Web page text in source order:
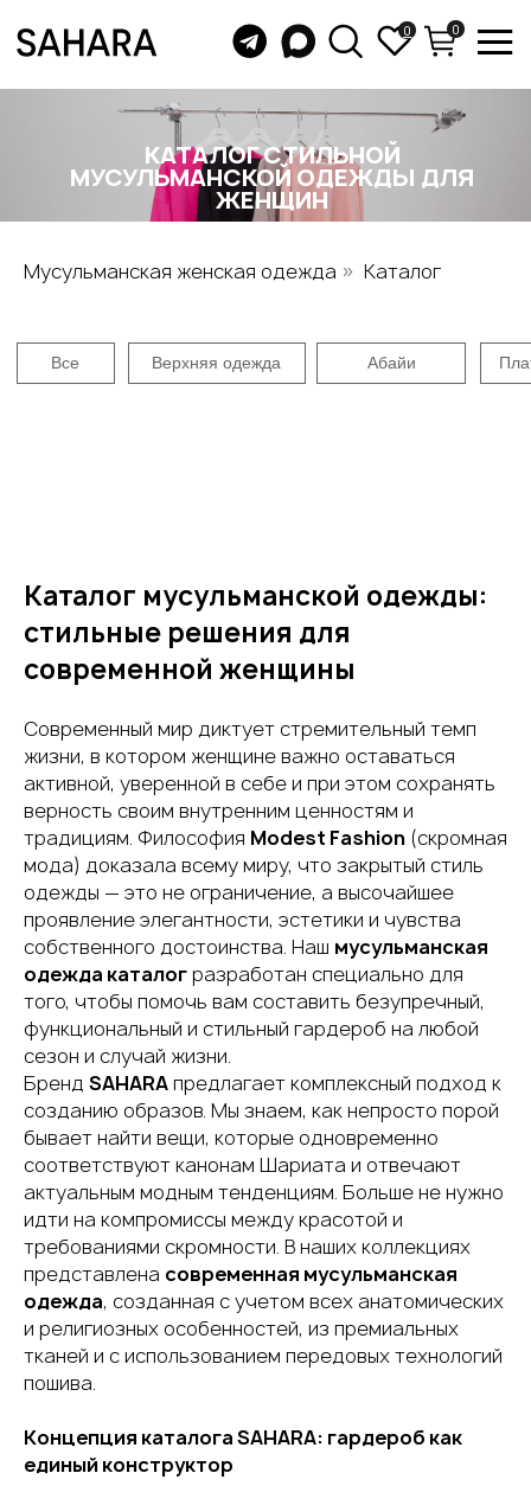
КАТАЛОГ СТИЛЬНОЙ
МУСУЛЬМАНСКОЙ ОДЕЖДЫ ДЛЯ
ЖЕНЩИН
Мусульманская женская одежда » Каталог
Каталог мусульманской одежды:
стильные решения для
современной женщины
Современный мир диктует стремительный темп
жизни, в котором женщине важно оставаться
активной, уверенной в себе и при этом сохранять
верность своим внутренним ценностям и
традициям. Философия Modest Fashion (скромная
мода) доказала всему миру, что закрытый стиль
одежды — это не ограничение, а высочайшее
проявление элегантности, эстетики и чувства
собственного достоинства. Наш мусульманская
одежда каталогразработан специально для
того, чтобы помочь вам составить безупречный,
функциональный и стильный гардероб на любой
сезон и случай жизни.
Бренд SAHARAпредлагает комплексный подход к
созданию образов. Мы знаем, как непросто порой
бывает найти вещи, которые одновременно
соответствуют канонам Шариата и отвечают
актуальным модным тенденциям. Больше не нужно
идти на компромиссы между красотой и
требованиями скромности. В наших коллекциях
представлена современная мусульманская
одежда, созданная с учетом всех анатомических
и религиозных особенностей, из премиальных
тканей и с использованием передовых технологий
пошива.
Концепция каталога SAHARA: гардероб как
единый конструктор